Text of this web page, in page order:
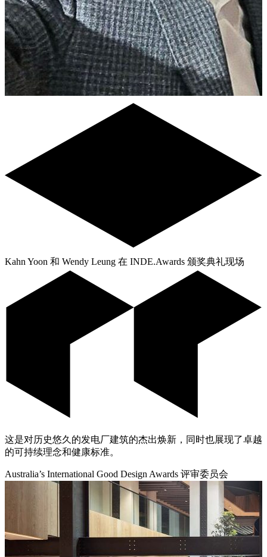
Kahn Yoon 和 Wendy Leung 在 INDE.Awards 颁奖典礼现场
这是对历史悠久的发电厂建筑的杰出焕新，同时也展现了卓越
的可持续理念和健康标准。
Australia’s International Good Design Awards 评审委员会